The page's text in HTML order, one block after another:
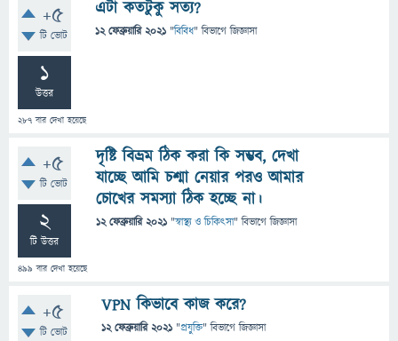
+5
টি ভোট
1
উত্তর
287 বার দেখা হয়েছে
এটা কতটুকু সত্য?
12 ফেব্রুয়ারি 2021 "বিবিধ" বিভাগে জিজ্ঞাসা
+5
টি ভোট
2
টি উত্তর
499 বার দেখা হয়েছে
দৃষ্টি বিভ্রম ঠিক করা কি সম্ভব, দেখা
যাচ্ছে আমি চশ্মা নেয়ার পরও আমার
চোখের সমস্যা ঠিক হচ্ছে না।
12 ফেব্রুয়ারি 2021 "স্বাস্থ্য ও চিকিৎসা" বিভাগে জিজ্ঞাসা
+5
টি ভোট
VPN কিভাবে কাজ করে?
12 ফেব্রুয়ারি 2021 "প্রযুক্তি" বিভাগে জিজ্ঞাসা